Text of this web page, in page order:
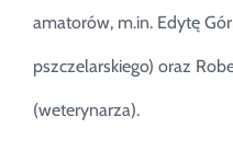
amatorów, m.in. Edytę
pszczelarskiego) oraz
(weterynarza).